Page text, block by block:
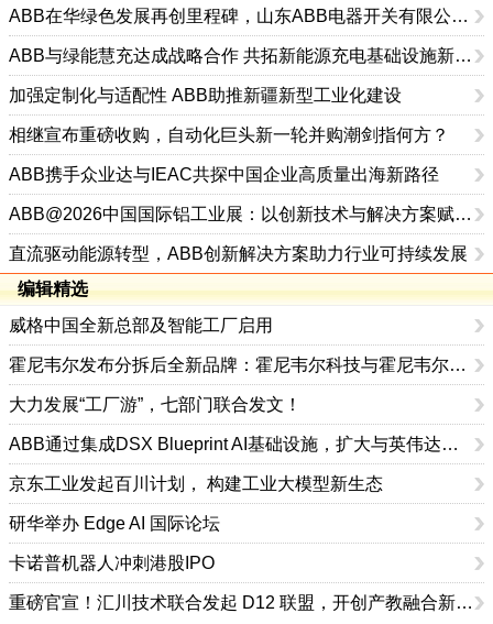
ABB在华绿色发展再创里程碑，山东ABB电器开关有限公司获UL 2799 “铂金级” 认证
ABB与绿能慧充达成战略合作 共拓新能源充电基础设施新机遇
加强定制化与适配性 ABB助推新疆新型工业化建设
相继宣布重磅收购，自动化巨头新一轮并购潮剑指何方？
ABB携手众业达与IEAC共探中国企业高质量出海新路径
ABB@2026中国国际铝工业展：以创新技术与解决方案赋能铝行业高质量发展
直流驱动能源转型，ABB创新解决方案助力行业可持续发展
编辑精选
威格中国全新总部及智能工厂启用
霍尼韦尔发布分拆后全新品牌：霍尼韦尔科技与霍尼韦尔航空航天
大力发展“工厂游”，七部门联合发文！
ABB通过集成DSX Blueprint AI基础设施，扩大与英伟达的合作
京东工业发起百川计划， 构建工业大模型新生态
研华举办 Edge AI 国际论坛
卡诺普机器人冲刺港股IPO
重磅官宣！汇川技术联合发起 D12 联盟，开创产教融合新范式